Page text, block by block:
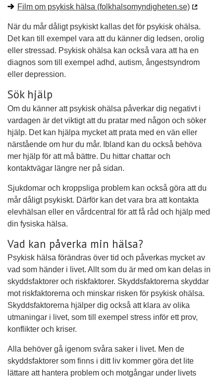
Film om psykisk hälsa (folkhalsomyndigheten.se)
När du mår dåligt psykiskt kallas det för psykisk ohälsa.
Det kan till exempel vara att du känner dig ledsen, orolig
eller stressad. Psykisk ohälsa kan också vara att ha en
diagnos som till exempel adhd, autism, ångestsyndrom
eller depression.
Sök hjälp
Om du känner att psykisk ohälsa påverkar dig negativt i
vardagen är det viktigt att du pratar med någon och söker
hjälp. Det kan hjälpa mycket att prata med en vän eller
närstående om hur du mår. Ibland kan du också behöva
mer hjälp för att må bättre. Du hittar chattar och
kontaktvägar längre ner på sidan.
Sjukdomar och kroppsliga problem kan också göra att du
mår dåligt psykiskt. Därför kan det vara bra att kontakta
elevhälsan eller en vårdcentral för att få råd och hjälp med
din fysiska hälsa.
Vad kan påverka min hälsa?
Psykisk hälsa förändras över tid och påverkas mycket av
vad som händer i livet. Allt som du är med om kan delas in
skyddsfaktorer och riskfaktorer. Skyddsfaktorerna skyddar
mot riskfaktorerna och minskar risken för psykisk ohälsa.
Skyddsfaktorerna hjälper dig också att klara av olika
utmaningar i livet, som till exempel stress inför ett prov,
konflikter och kriser.
Alla behöver gå igenom svåra saker i livet. Men de
skyddsfaktorer som finns i ditt liv kommer göra det lite
lättare att hantera problem och motgångar under livets